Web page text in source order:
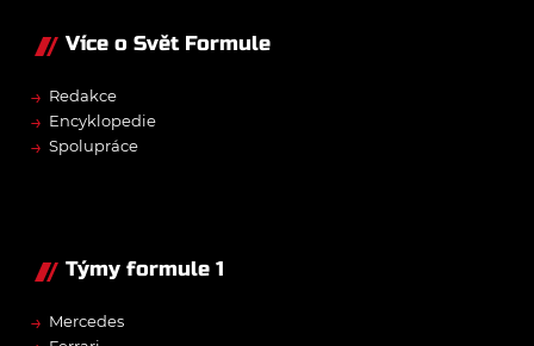
Více o Svět Formule
→ Redakce
→ Encyklopedie
→ Spolupráce
Týmy formule 1
→ Mercedes